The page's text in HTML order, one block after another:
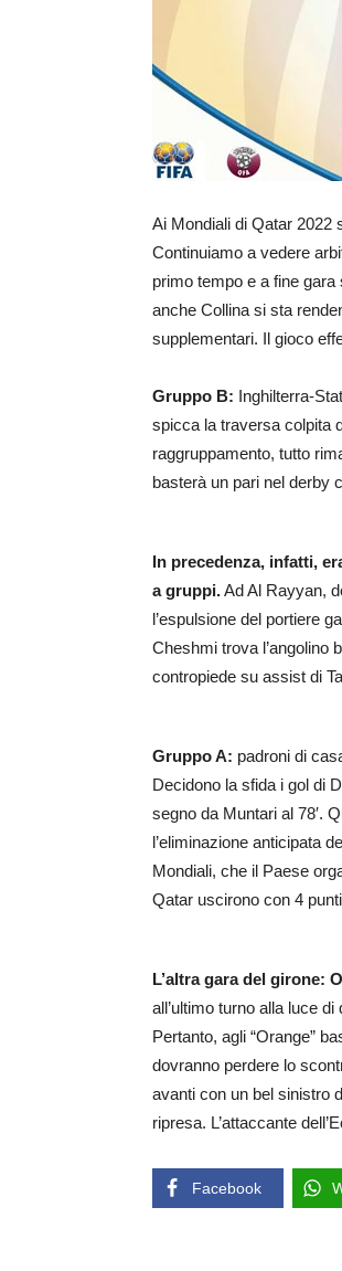
Ai Mondiali di Qatar 2022
Continuiamo a vedere
primo tempo e a fine
anche Collina si sta
supplementari. Il gioco
Gruppo B: Inghilterra-
spicca la traversa colpita
raggruppamento, tutto
basterà un pari nel derby
In precedenza, infatti,
a gruppi.Ad Al Rayyan,
l’espulsione del portiere
Cheshmi trova l’angolino
contropiede su assist di
Gruppo A: padroni di
Decidono la sfida i gol di
segno da Muntari al 78′.
l’eliminazione anticipata
Mondiali, che il Paese
Qatar uscirono con 4
L’altra gara del girone:
all’ultimo turno alla luce
Pertanto, agli “Orange”
dovranno perdere lo
avanti con un bel sinistro
ripresa. L’attaccante
Facebook